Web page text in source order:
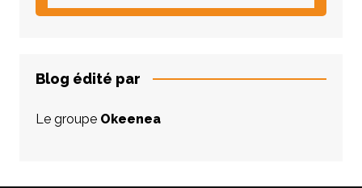
Blog édité par
Le groupe Okeenea